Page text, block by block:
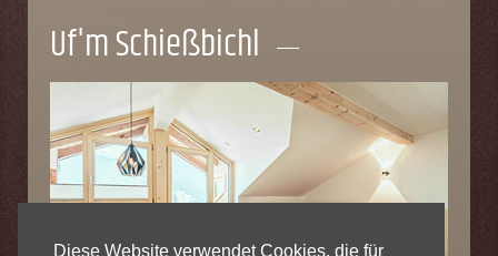
Diese Website verwendet Cookies, die für
Uf'm Schießbichl